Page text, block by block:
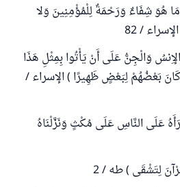
هُوَ شِفَاءٌ وَرَحْمَةٌ لِلْمُؤْمِنِينَ وَلا
/ 82
وَالْجِنُّ عَلَى أَنْ يَأْتُوا بِمِثْلِ هَذَا
كَانَ بَعْضُهُمْ لِبَعْضٍ ظَهِيرًا ) الإسراء /
عَلَى النَّاسِ عَلَى مُكْثٍ وَنَزَّلْنَاهُ
لِتَشْقَى ) طه / 2